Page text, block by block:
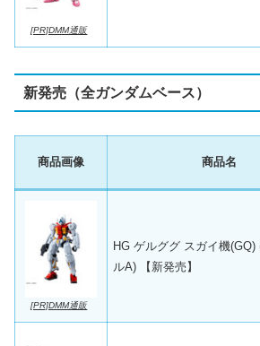
[PR]DMM通販
新発売（全ガンダムベース）
商品画像 商品名
[PR]DMM通販
HG ゲルググ スガイ機(GQ)
ルA) 【新発売】